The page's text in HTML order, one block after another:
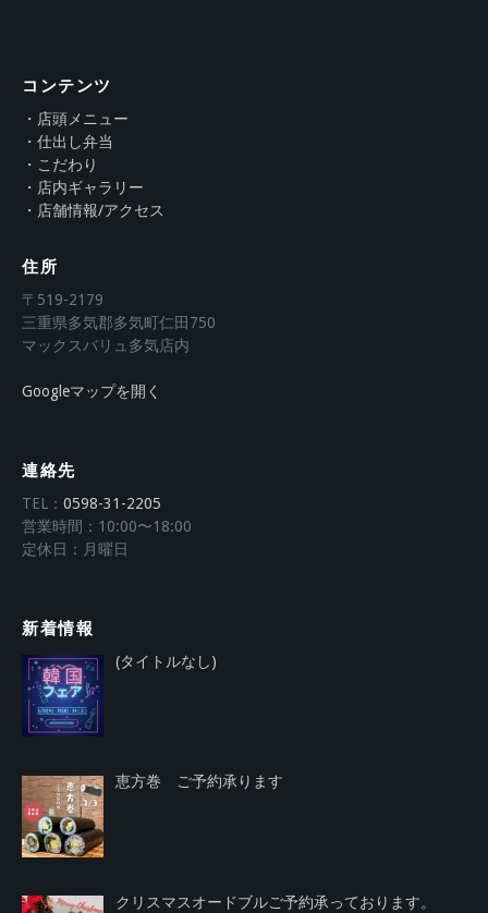
コンテンツ
・店頭メニュー
・仕出し弁当
・こだわり
・店内ギャラリー
・店舗情報/アクセス
住所
〒519-2179
三重県多気郡多気町仁田750
マックスバリュ多気店内
Googleマップを開く
連絡先
TEL： 0598-31-2205
営業時間：10:00〜18:00
定休日：月曜日
新着情報
(タイトルなし)投
恵方巻 ご予約承ります
クリスマスオードブルご予約承っております。